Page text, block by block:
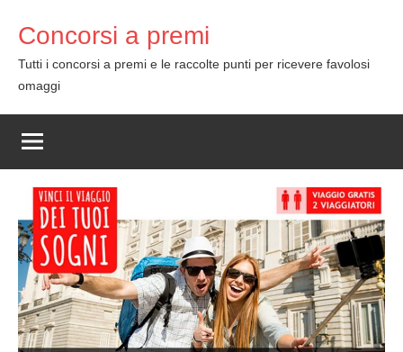
content
Concorsi a premi
Tutti i concorsi a premi e le raccolte punti per ricevere favolosi
omaggi